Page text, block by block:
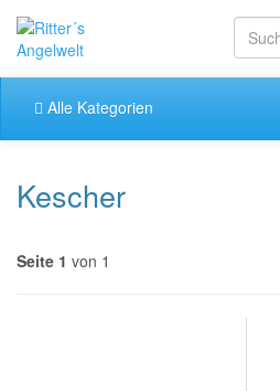
Alle Kategorien
Kescher
Seite 1 von 1